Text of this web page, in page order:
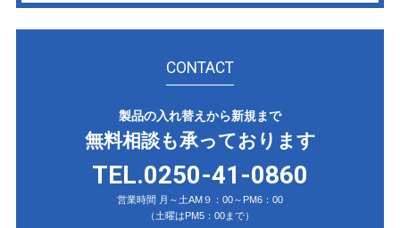
CONTACT
製品の入れ替えから新規まで
無料相談も承っております
TEL.0250-41-0860
営業時間 月～土AM９：00～PM6：00
（土曜はPM5：00まで）